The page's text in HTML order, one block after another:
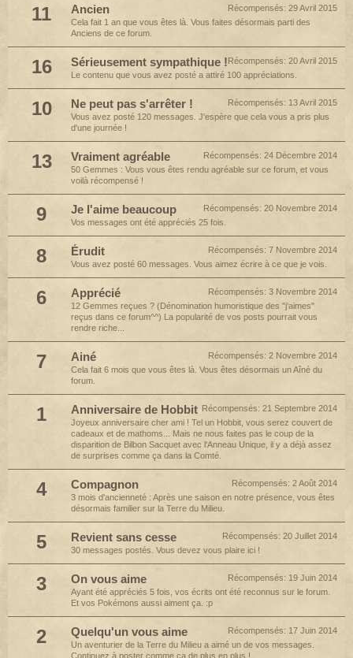
11 Récompensés: 29 Avril 2015
Ancien
Cela fait 1 an que vous êtes là. Vous faites désormais parti des
Anciens de ce forum.
16 Récompensés: 20 Avril 2015
Sérieusement sympathique !
Le contenu que vous avez posté a attiré 100 appréciations.
10 Récompensés: 13 Avril 2015
Ne peut pas s'arrêter !
Vous avez posté 120 messages. J'espère que cela vous a pris plus
d'une journée !
13 Récompensés: 24 Décembre 2014
Vraiment agréable
50 Gemmes : Vous vous êtes rendu agréable sur ce forum, et vous
voilà récompensé !
9 Récompensés: 20 Novembre 2014
Je l'aime beaucoup
Vos messages ont été appréciés 25 fois.
8 Récompensés: 7 Novembre 2014
Érudit
Vous avez posté 60 messages. Vous aimez écrire à ce que je vois.
6 Récompensés: 3 Novembre 2014
Apprécié
12 Gemmes reçues ? (Dénomination humoristique des "j'aimes"
reçus dans ce forum^^) La popularité de vos posts pourrait vous
rendre riche...
7 Récompensés: 2 Novembre 2014
Ainé
Cela fait 6 mois que vous êtes là. Vous êtes désormais un Aîné du
forum.
1 Récompensés: 21 Septembre 2014
Anniversaire de Hobbit
Joyeux anniversaire cher ami ! Tel un Hobbit, vous serez couvert de
cadeaux et de mathoms... Mais ne nous faites pas le coup de la
disparition de Bilbon Sacquet avec l'Anneau Unique, il y a déjà assez
de surprises comme ça dans la Comté.
4 Récompensés: 2 Août 2014
Compagnon
3 mois d'ancienneté : Après une saison en notre présence, vous êtes
désormais familier sur la Terre du Milieu.
5 Récompensés: 20 Juillet 2014
Revient sans cesse
30 messages postés. Vous devez vous plaire ici !
3 Récompensés: 19 Juin 2014
On vous aime
Ayant été appréciés 5 fois, vos écrits ont été reconnus sur le forum.
Et vos Pokémons aussi aiment ça. :p
2 Récompensés: 17 Juin 2014
Quelqu'un vous aime
Un aventurier de la Terre du Milieu a aimé un de vos messages.
Continuez à poster comme ça de plus en plus !